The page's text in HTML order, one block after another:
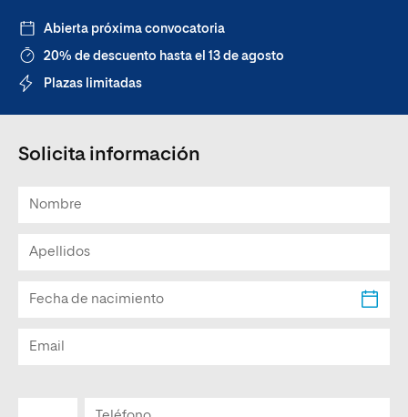
Abierta próxima convocatoria
20% de descuento hasta el 13 de agosto
Plazas limitadas
Solicita información